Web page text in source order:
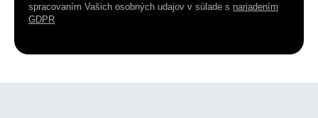
spracovaním Vašich osobných udajov v súlade s nariadením
GDPR